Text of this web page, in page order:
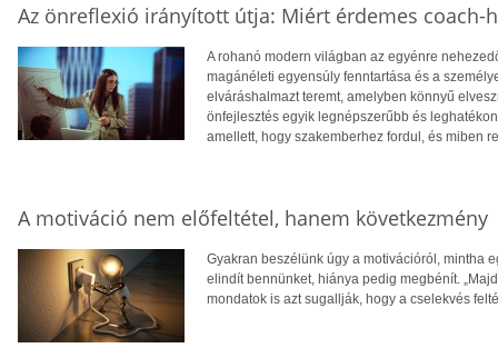
Az önreflexió irányított útja: Miért érdemes coach-
A rohanó modern világban az egyénre
magánéleti egyensúly fenntartása és a
elváráshalmazt teremt, amelyben könnyű
önfejlesztés egyik legnépszerűbb és
amellett, hogy szakemberhez fordul, és miben
A motiváció nem előfeltétel, hanem következmény
Gyakran beszélünk úgy a motivációról, mintha
elindít bennünket, hiánya pedig megbénít.
mondatok is azt sugallják, hogy a cselekvés